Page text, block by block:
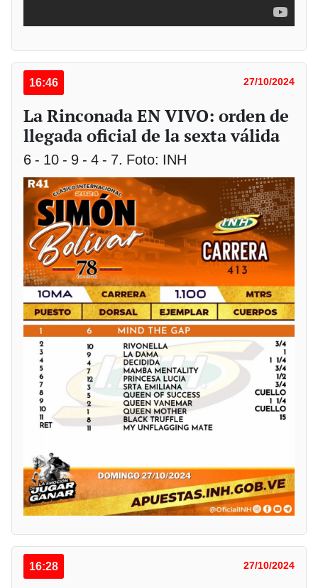
16:46 27/10/2024
La Rinconada EN VIVO: orden de
llegada oficial de la sexta válida
6 - 10 - 9 - 4 - 7. Foto: INH
16:28 27/10/2024